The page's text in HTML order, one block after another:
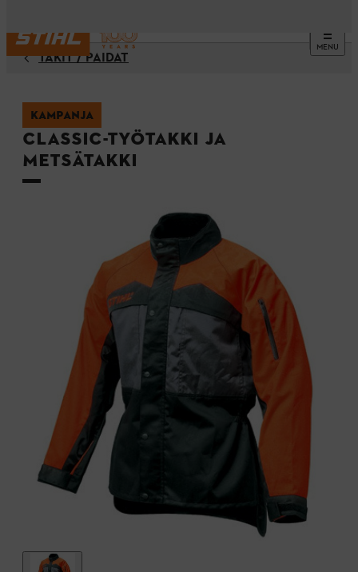
MENU
TAKIT / PAIDAT
KAMPANJA
CLASSIC-työtakki ja
metsätakki